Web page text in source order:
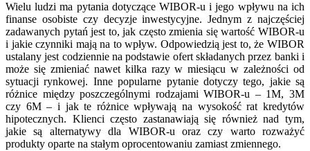
Wielu ludzi ma pytania dotyczące WIBOR-u i jego wpływu na ich
finanse osobiste czy decyzje inwestycyjne. Jednym z najczęściej
zadawanych pytań jest to, jak często zmienia się wartość WIBOR-u
i jakie czynniki mają na to wpływ. Odpowiedzią jest to, że WIBOR
ustalany jest codziennie na podstawie ofert składanych przez banki i
może się zmieniać nawet kilka razy w miesiącu w zależności od
sytuacji rynkowej. Inne popularne pytanie dotyczy tego, jakie są
różnice między poszczególnymi rodzajami WIBOR-u – 1M, 3M
czy 6M – i jak te różnice wpływają na wysokość rat kredytów
hipotecznych. Klienci często zastanawiają się również nad tym,
jakie są alternatywy dla WIBOR-u oraz czy warto rozważyć
produkty oparte na stałym oprocentowaniu zamiast zmiennego.